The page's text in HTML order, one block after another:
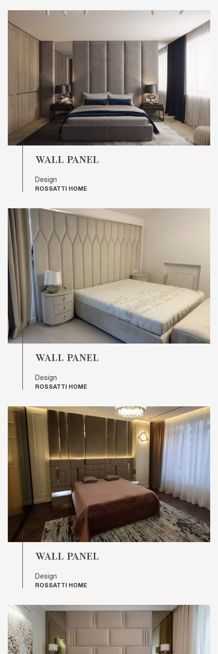
приміщенні (спальня, кухня, дитяча, вітальня)
▪ можливість виготовлення виробів на замовлення з
урахуванням усіх побажань клієнта.
виробника елітних меблів ROSSATTI і вибирайте
виріб, здатний наповнити стилем ваш простір.
WALL PANEL
Design
ROSSATTI HOME
WALL PANEL
Design
ROSSATTI HOME
WALL PANEL
Design
ROSSATTI HOME